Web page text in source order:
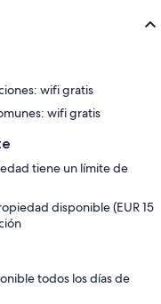
wifi gratis
wifi gratis
tiene un límite de
disponible (EUR 15
todos los días de